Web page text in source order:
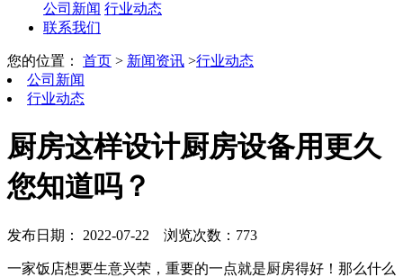
公司新闻 行业动态
联系我们
您的位置： 首页 > 新闻资讯 >行业动态
公司新闻
行业动态
厨房这样设计厨房设备用更久
您知道吗？
发布日期： 2022-07-22 浏览次数：773
一家饭店想要生意兴荣，重要的一点就是厨房得好！那么什么